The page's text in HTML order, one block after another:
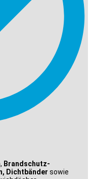
Brandschutz-
Dichtbänder sowie